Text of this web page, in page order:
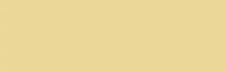
.
.
.
.